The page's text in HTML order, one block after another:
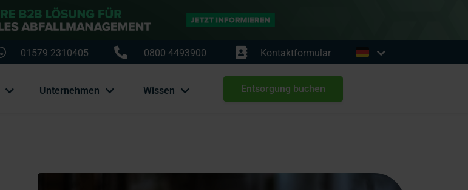
01579 2310405 0800 4493900 Kontaktformular
Unternehmen Wissen Entsorgung buchen